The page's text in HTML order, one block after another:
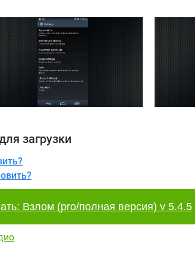
загрузки
Взлом (pro/полная версия) v 5.4.5